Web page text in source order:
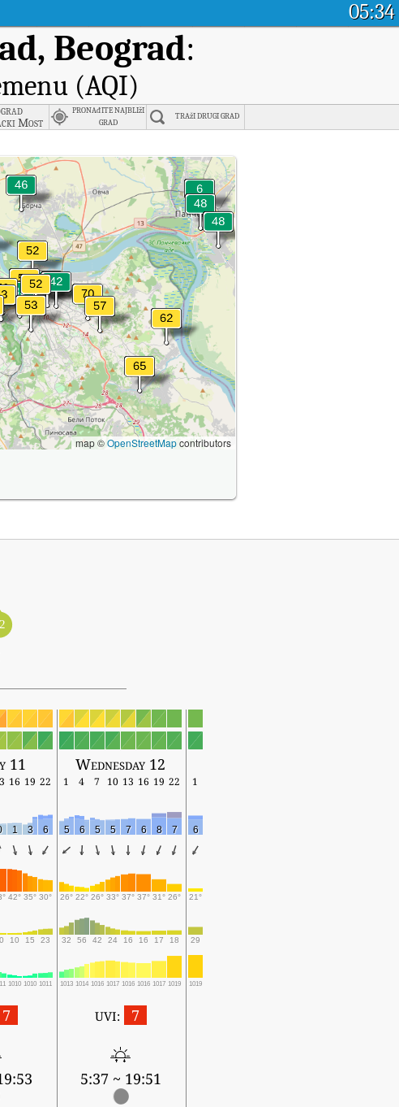
05:34
Beograd:
(AQI)
Most
PRONAđITE NAJBLIžI
GRAD
TRAžI DRUGI GRAD
map ©OpenStreetMapcontributors
11 Wednesday 12
16 19 22 1 4 7 10 13 16 19 22
1
1 3 6 5 6 5 5 7 6 8 7 6
42° 35° 30° 26° 22° 26° 33° 37° 37° 31° 26° 21°
10 15 23 32 56 42 24 16 16 17 18 29
1010 1010 1011 1013 1014 1016 1017 1016 1016 1017 1019 1019
7 UVI: 7
5:37 ~ 19:51